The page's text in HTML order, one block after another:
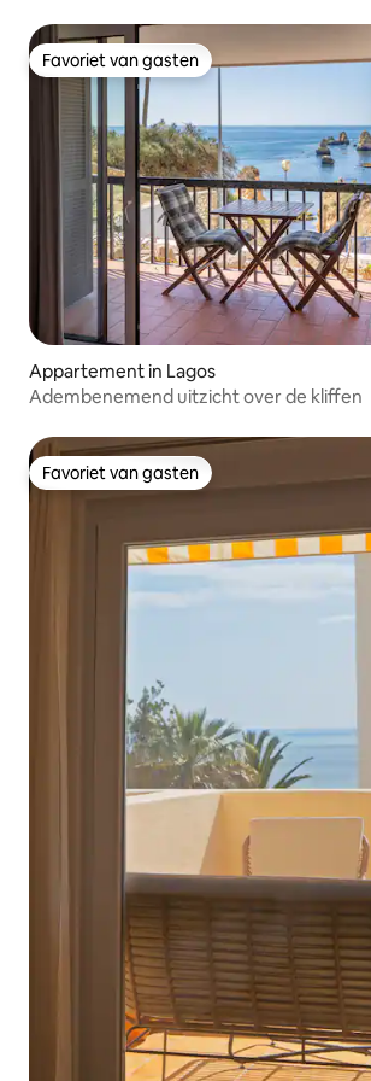
Favoriet van gasten
Favoriet van gasten
Appartement in Lagos
Adembenemend uitzicht over de kliffen
Favoriet van gasten
Favoriet van gasten